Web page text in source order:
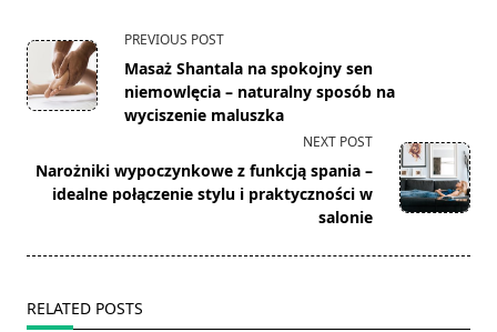
<span
class="nav-
subtitle
screen-
text">Page</span>
PREVIOUS POST
Masaż Shantala na spokojny sen
niemowlęcia – naturalny sposób na
wyciszenie maluszka
NEXT POST
Narożniki wypoczynkowe z funkcją spania –
idealne połączenie stylu i praktyczności w
salonie
RELATED POSTS